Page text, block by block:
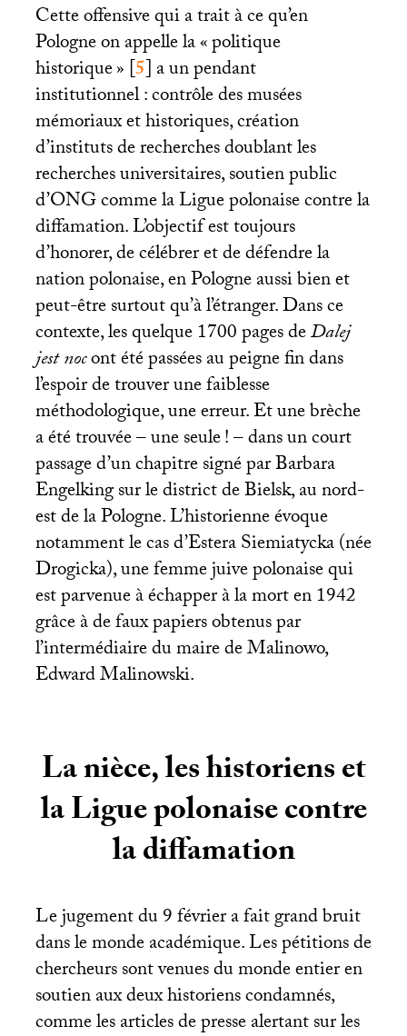
Cette offensive qui a trait à ce qu’en
Pologne on appelle la «politique
historique»[5]a un pendant
institutionnel : contrôle des musées
mémoriaux et historiques, création
d’instituts de recherches doublant les
recherches universitaires, soutien public
d’ONGcomme la Ligue polonaise contre la
diffamation. L’objectif est toujours
d’honorer, de célébrer et de défendre la
nation polonaise, en Pologne aussi bien et
peut-être surtout qu’à l’étranger. Dans ce
contexte, les quelque 1700 pages deDalej
jest nocont été passées au peigne fin dans
l’espoir de trouver une faiblesse
méthodologique, une erreur. Et une brèche
a été trouvée – une seule! – dans un court
passage d’un chapitre signé par Barbara
Engelking sur le district de Bielsk, au nord-
est de la Pologne. L’historienne évoque
notamment le cas d’Estera Siemiatycka (née
Drogicka), une femme juive polonaise qui
est parvenue à échapper à la mort en 1942
grâce à de faux papiers obtenus par
l’intermédiaire du maire de Malinowo,
Edward Malinowski.
La nièce, les historiens et
la Ligue polonaise contre
la diffamation
Le jugement du 9 février a fait grand bruit
dans le monde académique. Les pétitions de
chercheurs sont venues du monde entier en
soutien aux deux historiens condamnés,
comme les articles de presse alertant sur les